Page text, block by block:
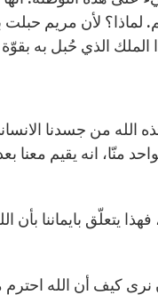
لماذا؟ لأن مريم
الملك الذي حُبل به
الله من جسدنا
منّا، انه يقيم
يتعلّق بايماننا
كيف أن الله احترم